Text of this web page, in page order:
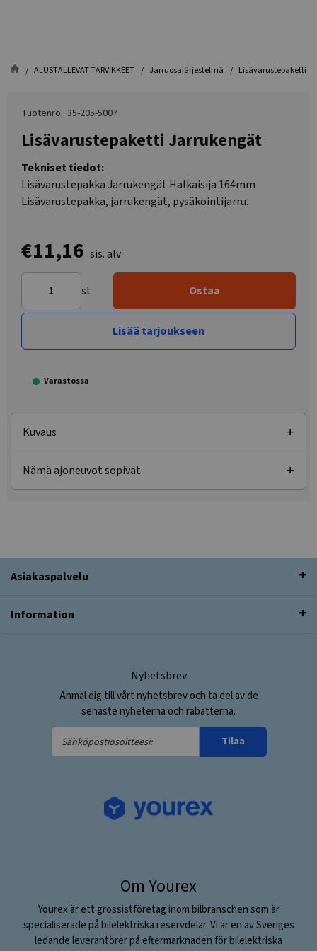
ALUSTALLEVAT TARVIKKEET Jarruosajärjestelmä Lisävarustepaketti
Tuotenro.: 35-205-5007
Lisävarustepaketti Jarrukengät
Tekniset tiedot:
Lisävarustepakka Jarrukengät Halkaisija 164mm
Lisävarustepakka, jarrukengät, pysäköintijarru.
€11,16 sis. alv
st Ostaa
Lisää tarjoukseen
Varastossa
Kuvaus
Nämä ajoneuvot sopivat
Asiakaspalvelu
Information
Nyhetsbrev
Anmäl dig till vårt nyhetsbrev och ta del av de
senaste nyheterna och rabatterna.
Sähköpostiosoitteesi:
Tilaa
Om Yourex
Yourex är ett grossistföretag inom bilbranschen som är
specialiserade på bilelektriska reservdelar. Vi är en av Sveriges
ledande leverantörer på eftermarknaden för bilelektriska